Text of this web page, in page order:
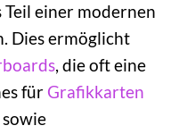
Teil einer modernen
Dies ermöglicht
, die oft eine
für Grafikkarten